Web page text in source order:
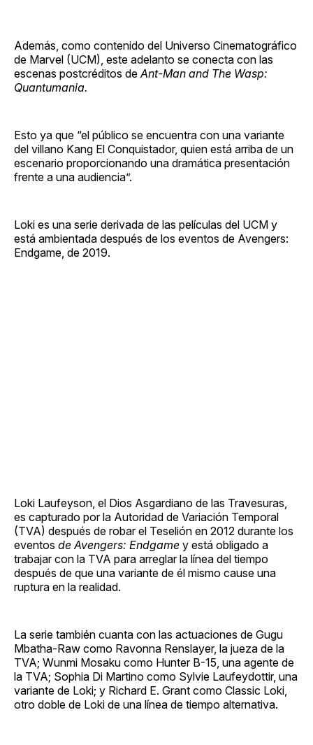
Además, como contenido del Universo Cinematográfico
de Marvel (UCM), este adelanto se conecta con las
escenas postcréditos de Ant-Man and The Wasp:
Quantumania.
Esto ya que “el público se encuentra con una variante
del villano Kang El Conquistador, quien está arriba de un
escenario proporcionando una dramática presentación
frente a una audiencia”.
Loki es una serie derivada de las películas del UCM y
está ambientada después de los eventos de Avengers:
Endgame, de 2019.
Loki Laufeyson, el Dios Asgardiano de las Travesuras,
es capturado por la Autoridad de Variación Temporal
(TVA) después de robar el Teselión en 2012 durante los
eventos de Avengers: Endgame y está obligado a
trabajar con la TVA para arreglar la línea del tiempo
después de que una variante de él mismo cause una
ruptura en la realidad.
La serie también cuanta con las actuaciones de Gugu
Mbatha-Raw como Ravonna Renslayer, la jueza de la
TVA; Wunmi Mosaku como Hunter B-15, una agente de
la TVA; Sophia Di Martino como Sylvie Laufeydottir, una
variante de Loki; y Richard E. Grant como Classic Loki,
otro doble de Loki de una línea de tiempo alternativa.